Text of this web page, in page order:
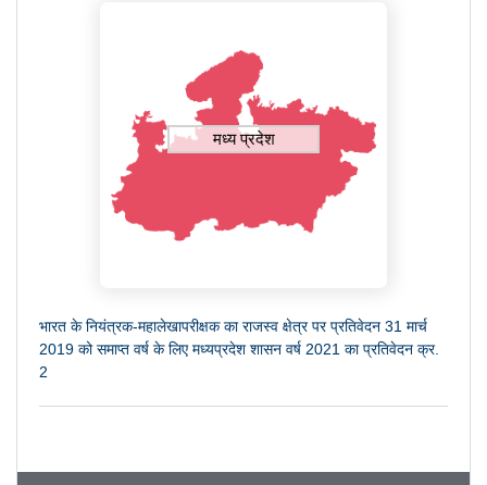
मध्य प्रदेश
भारत के नियंत्रक-महालेखापरीक्षक का राजस्व क्षेत्र पर प्रतिवेदन 31 मार्च
2019 को समाप्त वर्ष के लिए मध्यप्रदेश शासन वर्ष 2021 का प्रतिवेदन क्र.
2